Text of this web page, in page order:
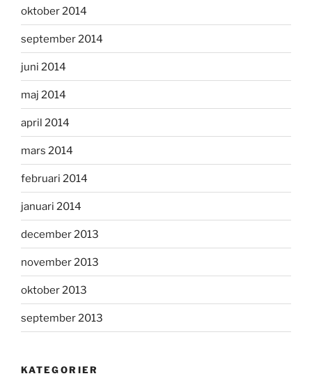
oktober 2014
september 2014
juni 2014
maj 2014
april 2014
mars 2014
februari 2014
januari 2014
december 2013
november 2013
oktober 2013
september 2013
KATEGORIER